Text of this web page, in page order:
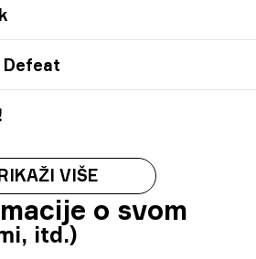
Defeat
VIŠE
o svom
itd.)